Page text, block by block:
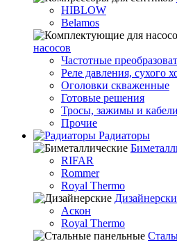
HIBLOW
Belamos
насосов
Частотные
Реле давления, сухого
Оголовки скваженные
Готовые решения
Тросы, зажимы и кабели
Прочие
Радиаторы
RIFAR
Rommer
Royal Thermo
Аскон
Royal Thermo